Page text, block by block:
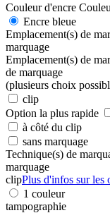
Couleur d'encre
Encre bleue
Emplacement(s) de
marquage
Emplacement(s) de
de marquage
(plusieurs choix
clip
Option la plus rapide
à côté du clip
sans marquage
Technique(s) de
marquage
clipPlus d'infos sur les
1 couleur
tampographie